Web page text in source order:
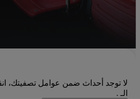
لا توجد أحداث ضمن عوامل تصفيتك،
الـ .